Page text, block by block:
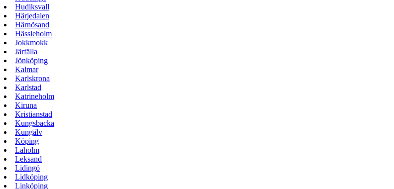
Hudiksvall
Härjedalen
Härnösand
Hässleholm
Jokkmokk
Järfälla
Jönköping
Kalmar
Karlskrona
Karlstad
Katrineholm
Kiruna
Kristianstad
Kungsbacka
Kungälv
Köping
Laholm
Leksand
Lidingö
Lidköping
Linköping